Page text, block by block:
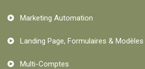
Marketing Automation
Landing Page, Formulaires & Modèles
Multi-Comptes